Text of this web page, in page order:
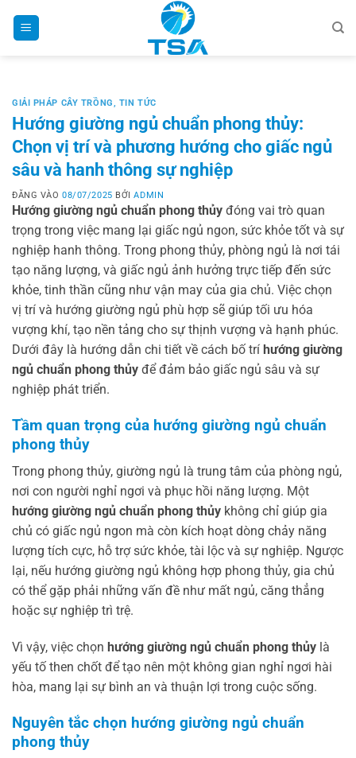
GIẢI PHÁP CÂY TRỒNG, TIN TỨC
Hướng giường ngủ chuẩn phong thủy:
Chọn vị trí và phương hướng cho giấc ngủ
sâu và hanh thông sự nghiệp
ĐĂNG VÀO08/07/2025 BỞIADMIN
Hướng giường ngủ chuẩn phong thủy đóng vai trò quan
trọng trong việc mang lại giấc ngủ ngon, sức khỏe tốt và sự
nghiệp hanh thông. Trong phong thủy, phòng ngủ là nơi tái
tạo năng lượng, và giấc ngủ ảnh hưởng trực tiếp đến sức
khỏe, tinh thần cũng như vận may của gia chủ. Việc chọn
vị trí và hướng giường ngủ phù hợp sẽ giúp tối ưu hóa
vượng khí, tạo nền tảng cho sự thịnh vượng và hạnh phúc.
Dưới đây là hướng dẫn chi tiết về cách bố trí hướng giường
ngủ chuẩn phong thủy để đảm bảo giấc ngủ sâu và sự
nghiệp phát triển.
Tầm quan trọng của hướng giường ngủ chuẩn
phong thủy
Trong phong thủy, giường ngủ là trung tâm của phòng ngủ,
nơi con người nghỉ ngơi và phục hồi năng lượng. Một
hướng giường ngủ chuẩn phong thủy không chỉ giúp gia
chủ có giấc ngủ ngon mà còn kích hoạt dòng chảy năng
lượng tích cực, hỗ trợ sức khỏe, tài lộc và sự nghiệp. Ngược
lại, nếu hướng giường ngủ không hợp phong thủy, gia chủ
có thể gặp phải những vấn đề như mất ngủ, căng thẳng
hoặc sự nghiệp trì trệ.
Vì vậy, việc chọn hướng giường ngủ chuẩn phong thủy là
yếu tố then chốt để tạo nên một không gian nghỉ ngơi hài
hòa, mang lại sự bình an và thuận lợi trong cuộc sống.
Nguyên tắc chọn hướng giường ngủ chuẩn
phong thủy